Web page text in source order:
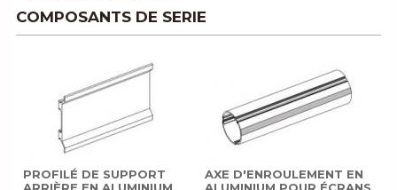
COMPOSANTS DE SERIE
PROFILÉ DE SUPPORT
AXE D'ENROULEMENT EN